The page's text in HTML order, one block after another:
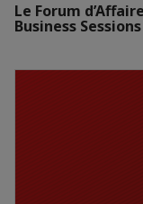
Le Forum
Business